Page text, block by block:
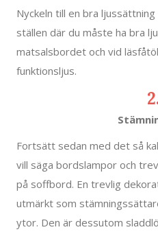
Nyckeln till en bra
ställen där du måste ha bra
matsalsbordet och vid
funktionsljus.
Fortsätt sedan med det så
vill säga bordslampor och
på soffbord. En trevlig
utmärkt som
ytor. Den är dessutom